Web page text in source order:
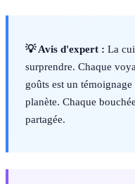
💡 Avis d'expert : La
surprendre. Chaque
goûts est un
planète. Chaque
partagée.